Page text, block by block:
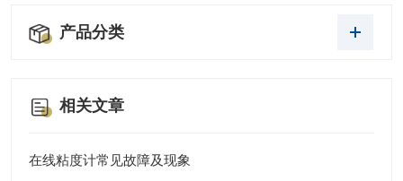
产品分类
相关文章
在线粘度计常见故障及现象